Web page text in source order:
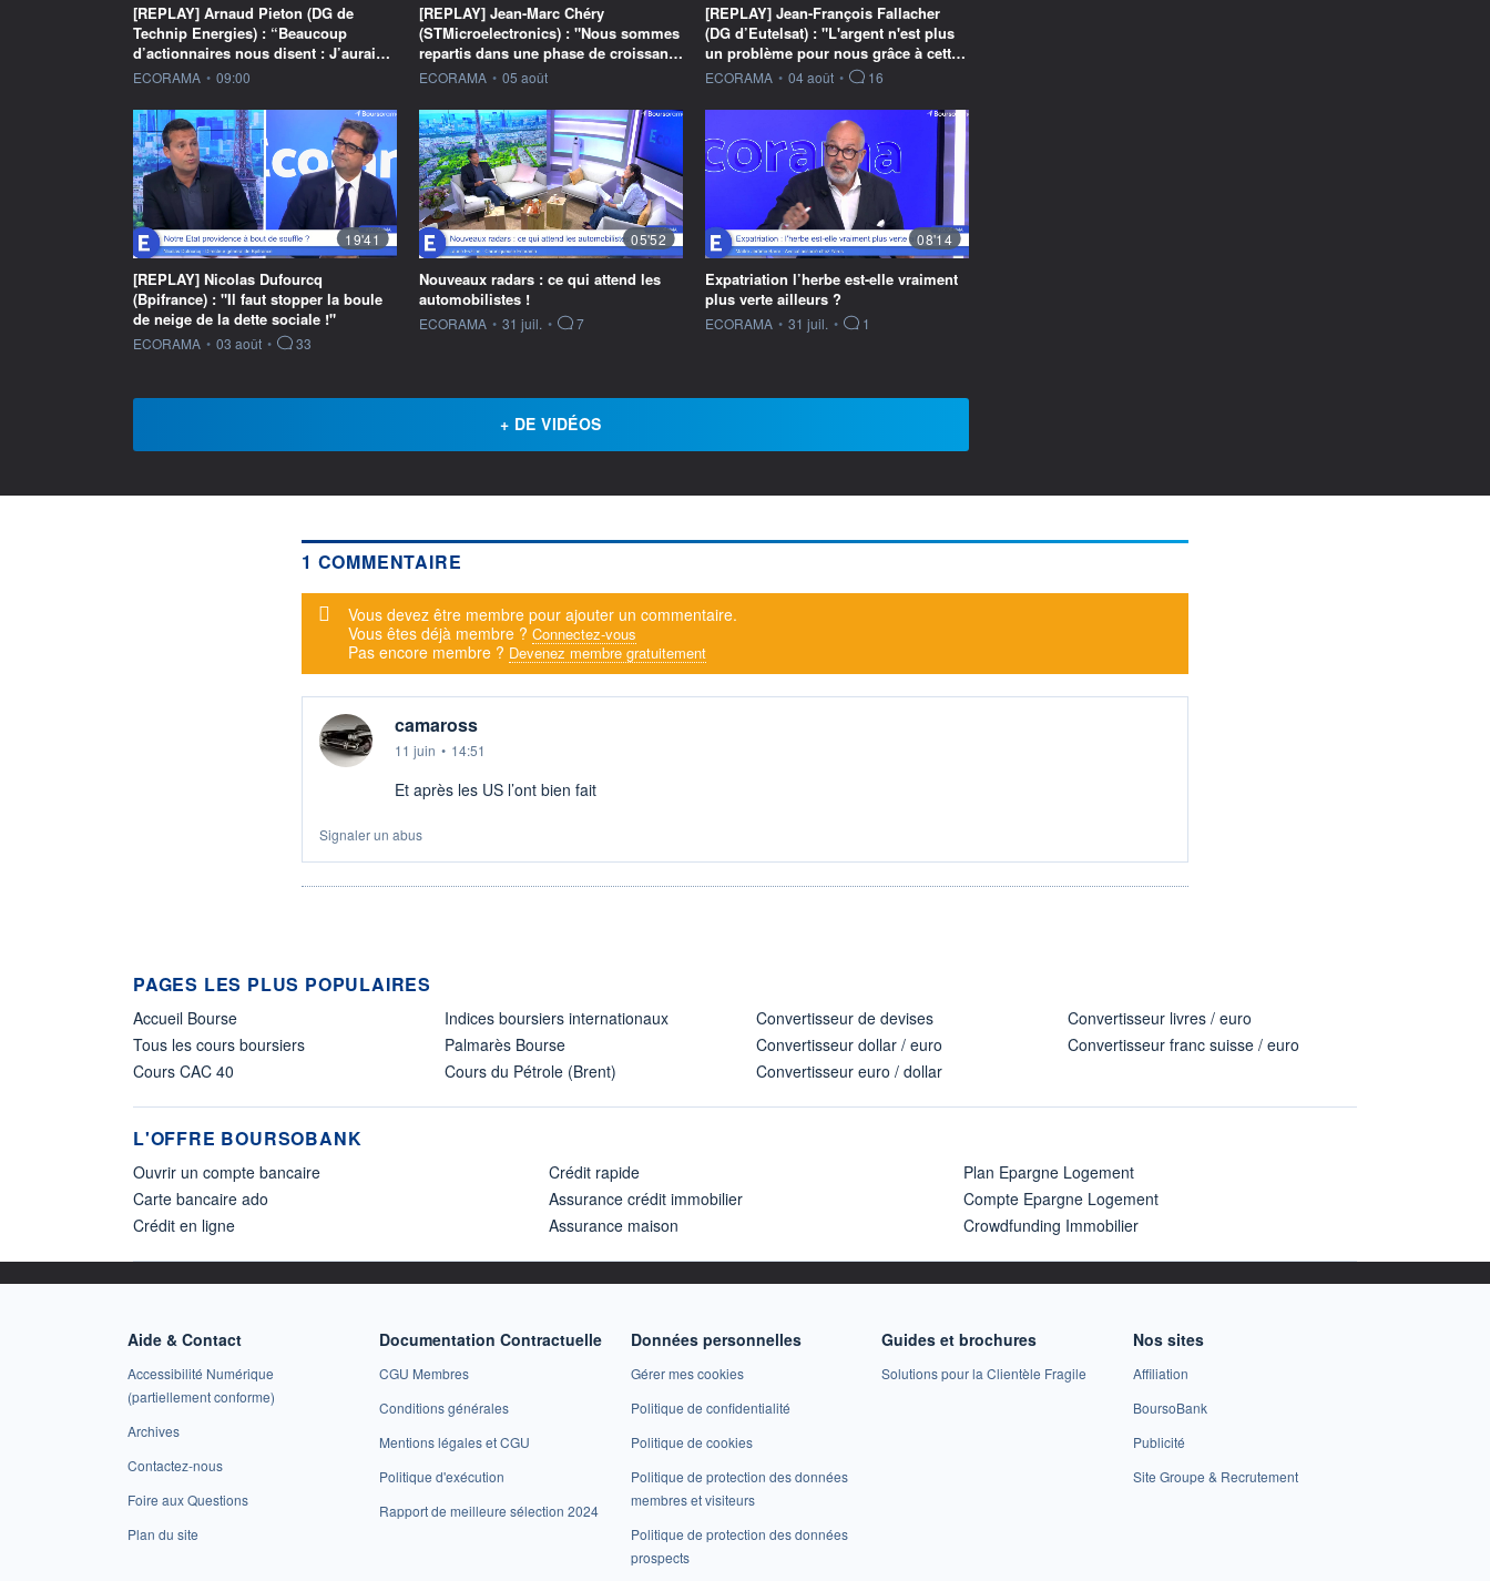
[REPLAY] Arnaud Pieton (DG de
Technip Energies) : “Beaucoup
d’actionnaires nous disent : J’aurai…
information fournie par
ECORAMA • 09:00
[REPLAY] Jean-Marc Chéry
(STMicroelectronics) : "Nous sommes
repartis dans une phase de croissan…
information fournie par
ECORAMA • 05 août
[REPLAY] Jean-François Fallacher
(DG d’Eutelsat) : "L'argent n'est plus
un problème pour nous grâce à cett…
information fournie par
ECORAMA • 04 août • 16
19'41
[REPLAY] Nicolas Dufourcq
(Bpifrance) : "Il faut stopper la boule
de neige de la dette sociale !"
information fournie par
ECORAMA • 03 août • 33
05'52
Nouveaux radars : ce qui attend les
automobilistes !
information fournie par
ECORAMA • 31 juil. • 7
08'14
Expatriation l’herbe est-elle vraiment
plus verte ailleurs ?
information fournie par
ECORAMA • 31 juil. • 1
+ DE VIDÉOS
1 COMMENTAIRE
Message d'alerte
Vous devez être membre pour ajouter un commentaire.
Vous êtes déjà membre ? Connectez-vous
Pas encore membre ? Devenez membre gratuitement
camaross
11 juin • 14:51
Et après les US l’ont bien fait
Signaler un abus
PAGES LES PLUS POPULAIRES
Accueil Bourse
Tous les cours boursiers
Cours CAC 40
Indices boursiers internationaux
Palmarès Bourse
Cours du Pétrole (Brent)
Convertisseur de devises
Convertisseur dollar / euro
Convertisseur euro / dollar
Convertisseur livres / euro
Convertisseur franc suisse / euro
L'OFFRE BOURSOBANK
Ouvrir un compte bancaire
Carte bancaire ado
Crédit en ligne
Crédit rapide
Assurance crédit immobilier
Assurance maison
Plan Epargne Logement
Compte Epargne Logement
Crowdfunding Immobilier
Aide & Contact
Accessibilité Numérique
(partiellement conforme)
Archives
Contactez-nous
Foire aux Questions
Plan du site
Documentation Contractuelle
CGU Membres
Conditions générales
Mentions légales et CGU
Politique d'exécution
Rapport de meilleure sélection 2024
Données personnelles
Gérer mes cookies
Politique de confidentialité
Politique de cookies
Politique de protection des données
membres et visiteurs
Politique de protection des données
prospects
Guides et brochures
Solutions pour la Clientèle Fragile
Nos sites
Affiliation
BoursoBank
Publicité
Site Groupe & Recrutement